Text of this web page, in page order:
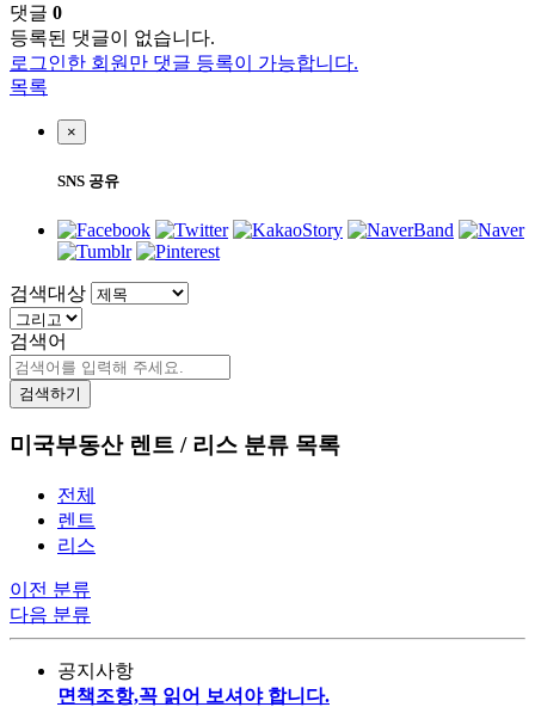
댓글 0
등록된 댓글이 없습니다.
로그인한 회원만 댓글 등록이 가능합니다.
목록
×
SNS 공유
검색대상
검색어
검색하기
미국부동산 렌트 / 리스 분류 목록
전체
렌트
리스
이전 분류
다음 분류
공지사항
면책조항,꼭 읽어 보셔야 합니다.